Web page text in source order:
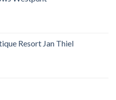
Resort Jan Thiel